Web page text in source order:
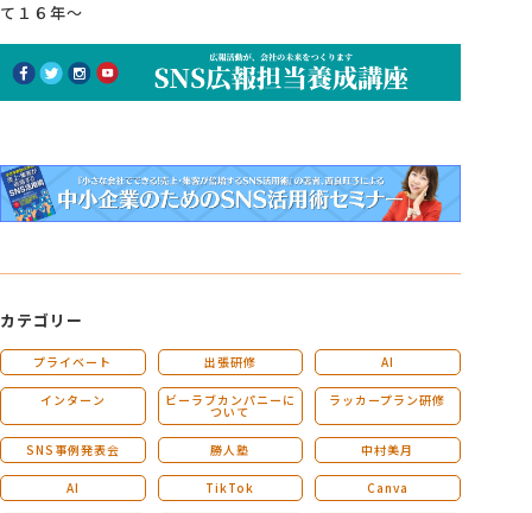
て１６年～
カテゴリー
プライベート 出張研修 AI
インターン ビーラブカンパニーに
ついて
ラッカープラン研修
SNS事例発表会 勝人塾 中村美月
AI TikTok Canva